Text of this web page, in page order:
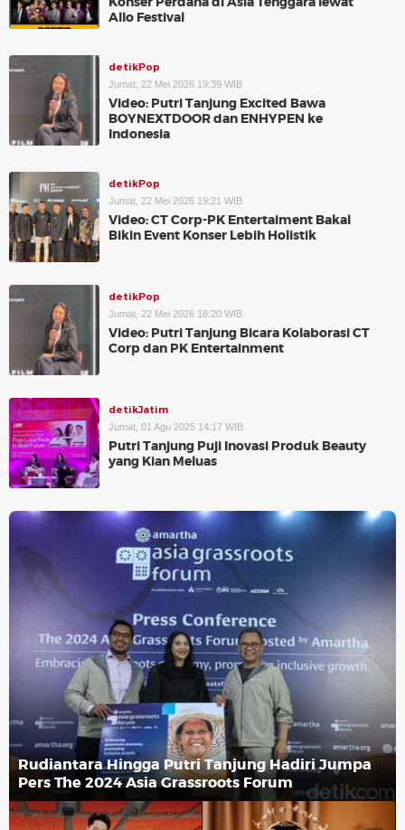
Allo Festival
detikPop
Jumat, 22 Mei 2026 19:39 WIB
Video: Putri Tanjung Excited Bawa
BOYNEXTDOOR dan ENHYPEN ke
Indonesia
detikPop
Jumat, 22 Mei 2026 19:21 WIB
Video: CT Corp-PK Entertaiment Bakal
Bikin Event Konser Lebih Holistik
detikPop
Jumat, 22 Mei 2026 18:20 WIB
Video: Putri Tanjung Bicara Kolaborasi CT
Corp dan PK Entertainment
detikJatim
Jumat, 01 Agu 2025 14:17 WIB
Putri Tanjung Puji Inovasi Produk Beauty
yang Kian Meluas
Rudiantara Hingga Putri Tanjung Hadiri Jumpa
Pers The 2024 Asia Grassroots Forum